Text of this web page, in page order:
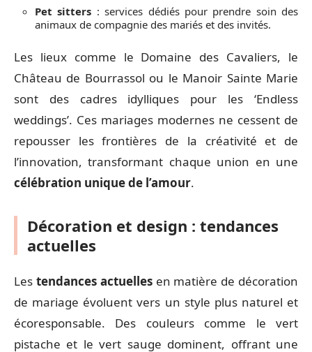
Pet sitters : services dédiés pour prendre soin des
animaux de compagnie des mariés et des invités.
Les lieux comme le Domaine des Cavaliers, le
Château de Bourrassol ou le Manoir Sainte Marie
sont des cadres idylliques pour les ‘Endless
weddings’. Ces mariages modernes ne cessent de
repousser les frontières de la créativité et de
l’innovation, transformant chaque union en une
célébration unique de l’amour.
Décoration et design : tendances
actuelles
Les tendances actuellesen matière de décoration
de mariage évoluent vers un style plus naturel et
écoresponsable. Des couleurs comme le vert
pistache et le vert sauge dominent, offrant une